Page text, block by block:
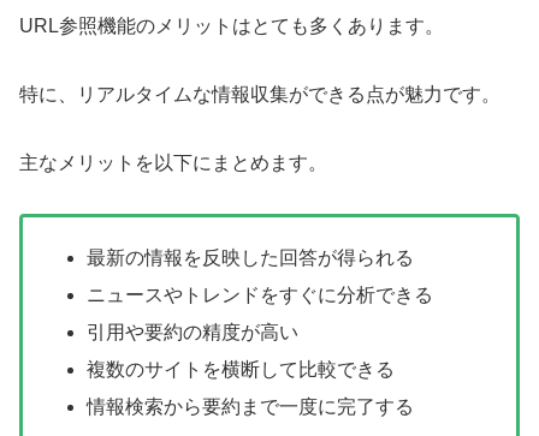
URL参照機能のメリットはとても多くあります。
特に、リアルタイムな情報収集ができる点が魅力です。
主なメリットを以下にまとめます。
最新の情報を反映した回答が得られる
ニュースやトレンドをすぐに分析できる
引用や要約の精度が高い
複数のサイトを横断して比較できる
情報検索から要約まで一度に完了する